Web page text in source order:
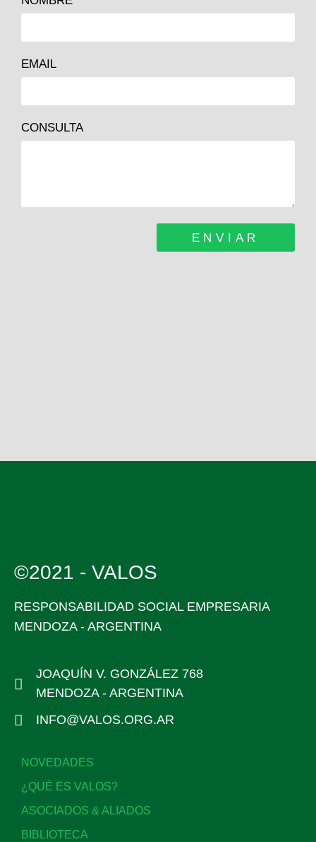
EMAIL
CONSULTA
ENVIAR
©2021 - VALOS
RESPONSABILIDAD SOCIAL EMPRESARIA
MENDOZA - ARGENTINA
JOAQUÍN V. GONZÁLEZ 768
MENDOZA - ARGENTINA
INFO@VALOS.ORG.AR
NOVEDADES
¿QUÉ ES VALOS?
ASOCIADOS & ALIADOS
BIBLIOTECA